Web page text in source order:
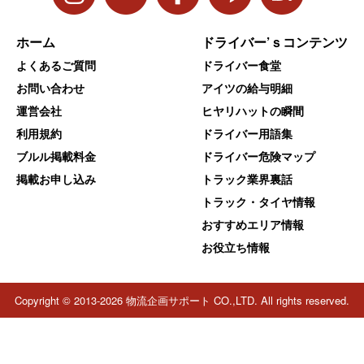
ホーム
よくあるご質問
お問い合わせ
運営会社
利用規約
ブルル掲載料金
掲載お申し込み
ドライバー’ｓコンテンツ
ドライバー食堂
アイツの給与明細
ヒヤリハットの瞬間
ドライバー用語集
ドライバー危険マップ
トラック業界裏話
トラック・タイヤ情報
おすすめエリア情報
お役立ち情報
Copyright © 2013-2026 物流企画サポート CO.,LTD. All rights reserved.